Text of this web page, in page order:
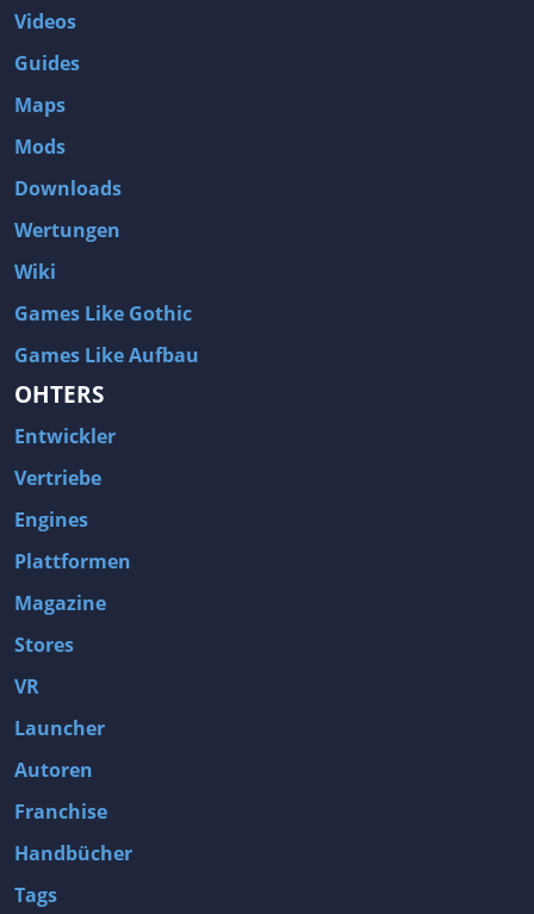
Videos
Guides
Maps
Mods
Downloads
Wertungen
Wiki
Games Like Gothic
Games Like Aufbau
OHTERS
Entwickler
Vertriebe
Engines
Plattformen
Magazine
Stores
VR
Launcher
Autoren
Franchise
Handbücher
Tags